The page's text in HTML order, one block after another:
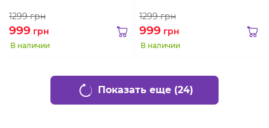
1299грн
999 грн
В наличии
1299грн
999 грн
В наличии
Показать еще (24)